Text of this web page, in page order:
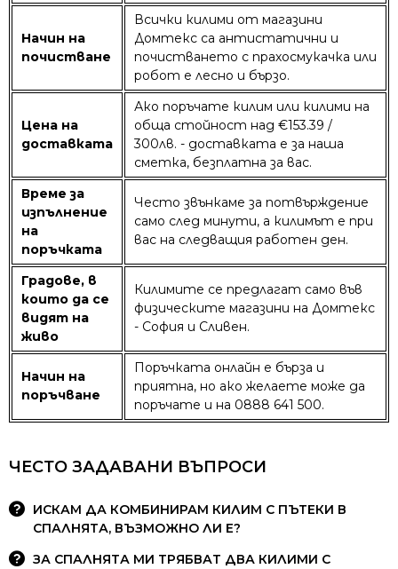
Начин на
почистване
Всички килими от магазини
Домтекс са антистатични и
почистването с прахосмукачка или
робот е лесно и бързо.
Цена на
доставката
Ако поръчате килим или килими на
обща стойност над €153.39 /
300лв. - доставката е за наша
сметка, безплатна за вас.
Време за
изпълнение
на
поръчката
Често звънкаме за потвърждение
само след минути, а килимът е при
вас на следващия работен ден.
Градове, в
които да се
видят на
живо
Килимите се предлагат само във
физическите магазини на Домтекс
- София и Сливен.
Начин на
поръчване
Поръчката онлайн е бърза и
приятна, но ако желаете може да
поръчате и на 0888 641 500.
ЧЕСТО ЗАДАВАНИ ВЪПРОСИ
ИСКАМ ДА КОМБИНИРАМ КИЛИМ С ПЪТЕКИ В
СПАЛНЯТА, ВЪЗМОЖНО ЛИ Е?
ЗА СПАЛНЯТА МИ ТРЯБВАТ ДВА КИЛИМИ С